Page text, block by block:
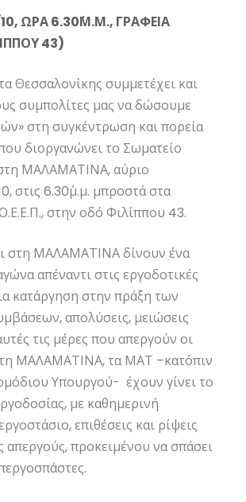
ΩΡΑ 6.30΄Μ.Μ., ΓΡΑΦΕΙΑ
43)
Θεσσαλονίκης συμμετέχει και
συμπολίτες μας να δώσουμε
στη συγκέντρωση και πορεία
διοργανώνει το Σωματείο
ΜΑΛΑΜΑΤΙΝΑ, αύριο
στις 6.30΄μ.μ. μπροστά στα
στην οδό Φιλίππου 43.
στη ΜΑΛΑΜΑΤΙΝΑ δίνουν ένα
απέναντι στις εργοδοτικές
κατάργηση στην πράξη των
απολύσεις, μειώσεις
τις μέρες που απεργούν οι
ΜΑΛΑΜΑΤΙΝΑ, τα ΜΑΤ –κατόπιν
Υπουργού- έχουν γίνει το
με καθημερινή
επιθέσεις και ρίψεις
προκειμένου να σπάσει